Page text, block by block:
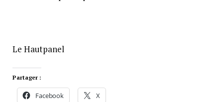
Le Hautpanel
Partager :
Facebook X